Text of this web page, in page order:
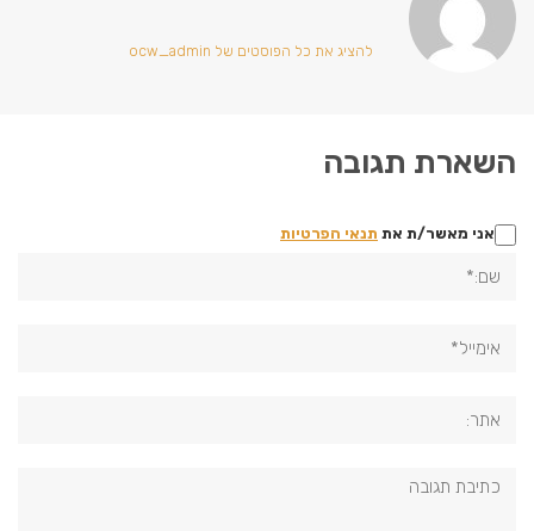
להציג את כל הפוסטים של ocw_admin
השארת תגובה
אני מאשר/ת את תנאי הפרטיות